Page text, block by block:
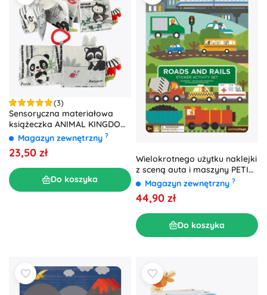
(3)
Sensoryczna materiałowa
książeczka ANIMAL KINGDOM
– sowa
Magazyn zewnętrzny ?
23,50 zł
Do koszyka
Wielokrotnego użytku naklejki
z sceną auta i maszyny PETIT
COLLAGE
Magazyn zewnętrzny ?
44,90 zł
Do koszyka